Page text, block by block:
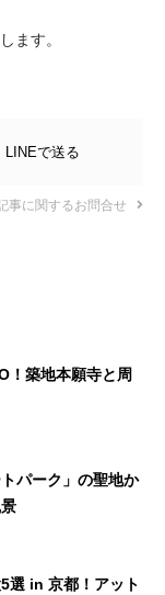
ます。
LINEで送る
事に関するお問合せ
！築地本願寺と周
パーク」の聖地か
選 in 京都！アット